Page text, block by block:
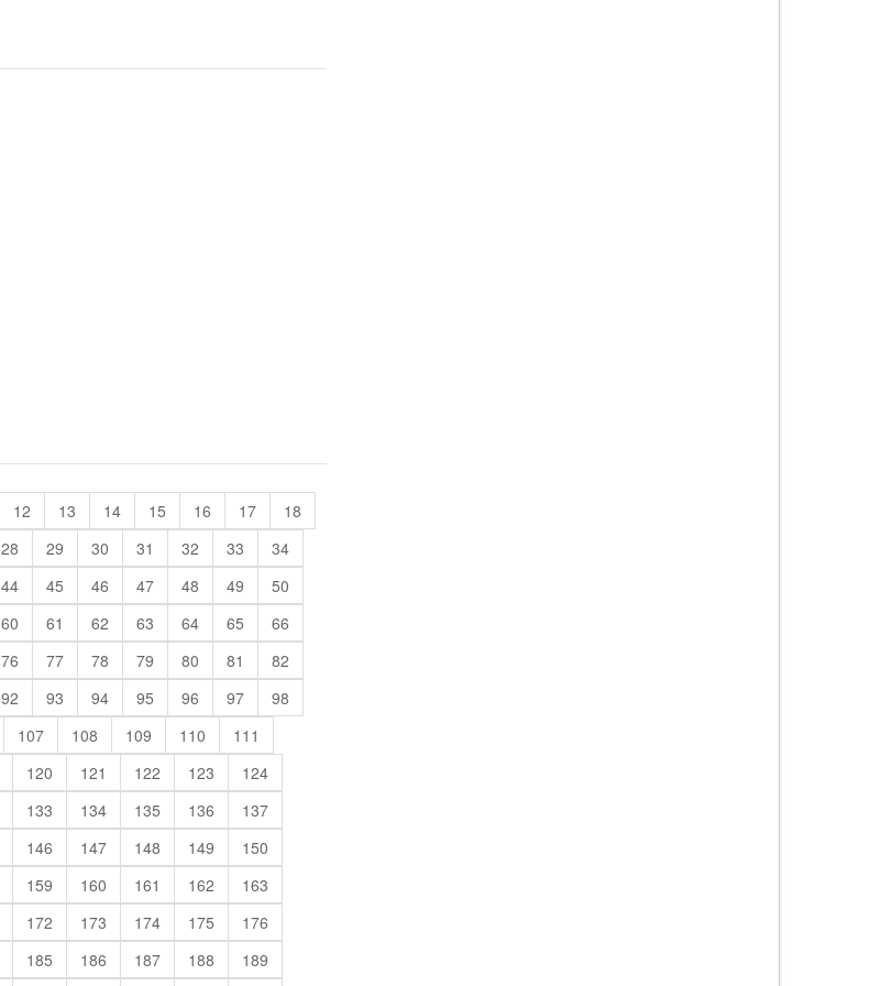
12 13 14 15 16 17
18
28 29 30 31 32 33
34
44 45 46 47 48 49
50
60 61 62 63 64 65
66
76 77 78 79 80 81
82
92 93 94 95 96 97
98
107 108 109 110
111
120 121 122 123
124
133 134 135 136
137
146 147 148 149
150
159 160 161 162
163
172 173 174 175
176
185 186 187 188
189